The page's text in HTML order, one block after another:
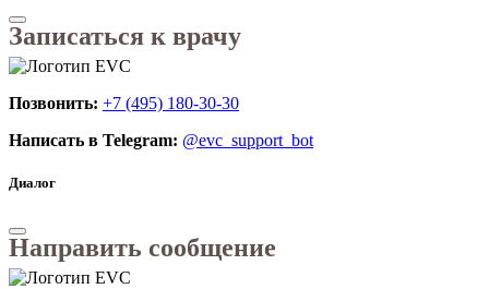
Записаться к врачу
Позвонить: +7 (495) 180-30-30
Написать в Telegram: @evc_support_bot
Диалог
Направить сообщение